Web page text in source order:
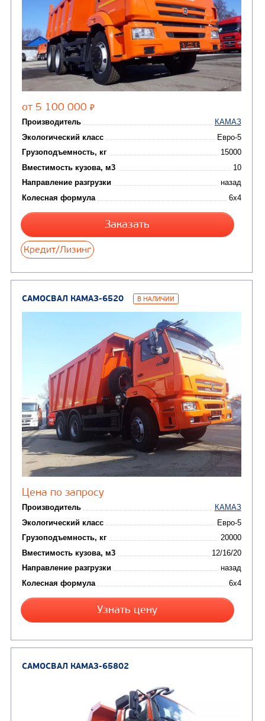
Цена по запросу
Производитель
Грузоподъемность, кг
Вместимость кузова, м3
Направление разгрузки
Колесная формула
Узнать цену
САМОСВАЛ КАМАЗ-65115 В НАЛИЧИИ
от 5 100 000₽
Направление разгрузки
Колесная формула